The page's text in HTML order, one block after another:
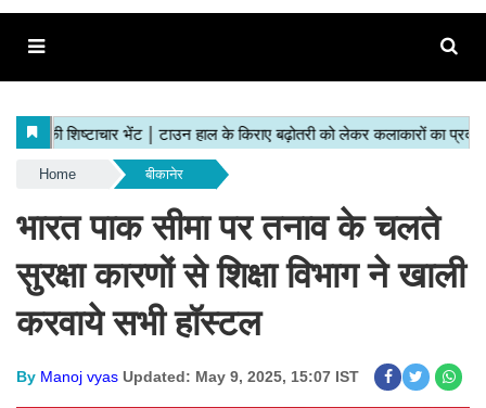
Home बीकानेर
भारत पाक सीमा पर तनाव के चलते
सुरक्षा कारणों से शिक्षा विभाग ने खाली
करवाये सभी हॉस्टल
By Manoj vyas Updated: May 9, 2025, 15:07 IST